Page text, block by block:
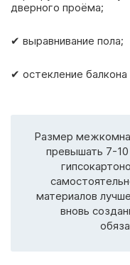
дверного проёма;
✔ выравнивание пола;
✔ остекление
Размер
превышать 7-
материалов
вновь